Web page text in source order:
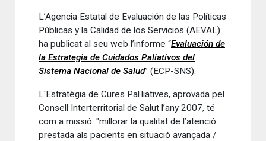
L’Agencia Estatal de Evaluación de las Políticas
Públicas y la Calidad de los Servicios (AEVAL)
ha publicat al seu web l’informe “Evaluación de
la Estrategia de Cuidados Paliativos del
Sistema Nacional de Salud” (ECP-SNS).
L'Estratègia de Cures Pal·liatives, aprovada pel
Consell Interterritorial de Salut l’any 2007, té
com a missió: "millorar la qualitat de l’atenció
prestada als pacients en situació avançada /